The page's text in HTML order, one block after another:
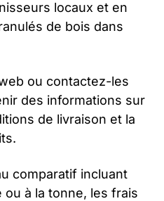
locaux et en
de bois dans
ou contactez-les
des informations sur
de livraison et la
comparatif incluant
ou à la tonne, les frais